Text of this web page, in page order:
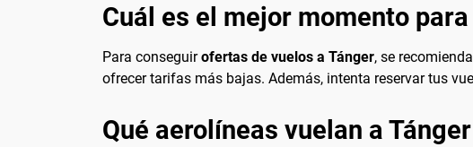
Cuál es el mejor momento
Para conseguirofertas de vuelos a Tánger, se
ofrecer tarifas más bajas. Además, intenta reservar tus
Qué aerolíneas vuelan a Tánger